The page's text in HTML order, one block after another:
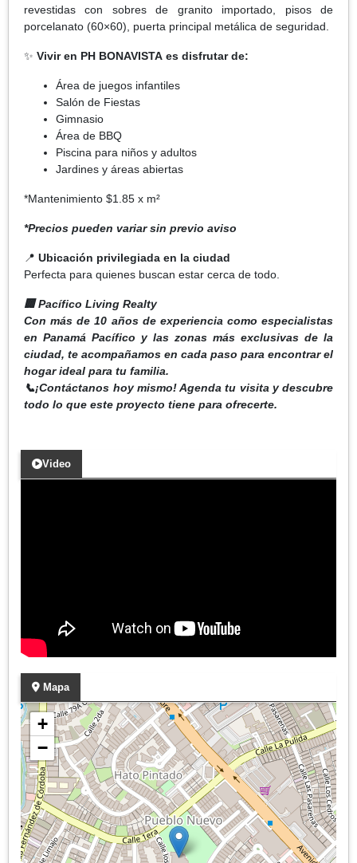
revestidas con sobres de granito importado, pisos de
porcelanato (60×60), puerta principal metálica de seguridad.
✨ Vivir en PH BONAVISTA es disfrutar de:
Área de juegos infantiles
Salón de Fiestas
Gimnasio
Área de BBQ
Piscina para niños y adultos
Jardines y áreas abiertas
*Mantenimiento $1.85 x m²
*Precios pueden variar sin previo aviso
📍 Ubicación privilegiada en la ciudad
Perfecta para quienes buscan estar cerca de todo.
🏢 Pacífico Living Realty
Con más de 10 años de experiencia como especialistas
en Panamá Pacífico y las zonas más exclusivas de la
ciudad, te acompañamos en cada paso para encontrar el
hogar ideal para tu familia.
📞¡Contáctanos hoy mismo! Agenda tu visita y descubre
todo lo que este proyecto tiene para ofrecerte.
Video
Mapa
+
−